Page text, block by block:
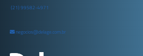
(21) 99582-4971
negocios@delage.com.br